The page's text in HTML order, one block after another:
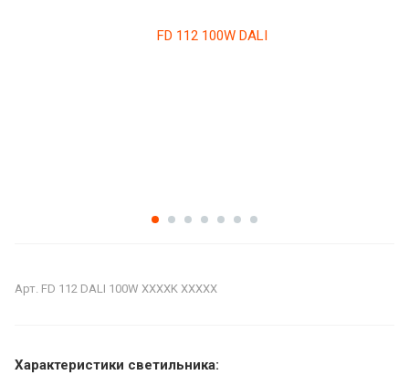
Арт. FD 112 DALI 100W XXXXK XXXXX
Характеристики светильника: